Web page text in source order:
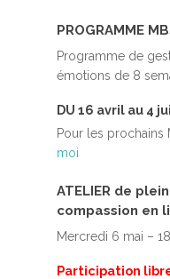
PROGRAMME
Programme de
émotions de 8
DU 16 avril au 4
Pour les prochains
moi
ATELIER de
compassion en
Mercredi 6 mai –
Participation